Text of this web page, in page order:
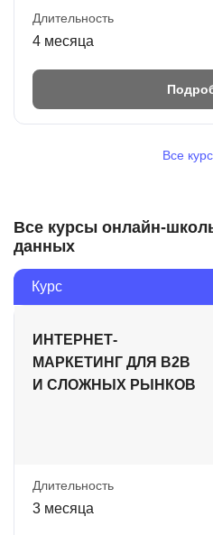
Длительность
4 месяца
Все
Все курсы онлайн-
данных
Курс
ИНТЕРНЕТ-
МАРКЕТИНГ ДЛЯ B2B
И СЛОЖНЫХ РЫНКОВ
Длительность
3 месяца